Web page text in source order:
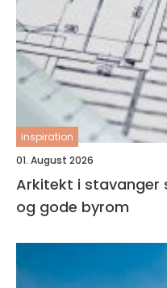
inspiration
01. August 2026
Arkitekt i stavanger slik skapes gode bygg
og gode byrom